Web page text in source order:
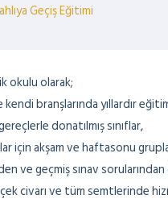
Geçiş Eğitimi
okulu olarak;
branşlarında yıllardır
donatılmış sınıflar,
için akşam ve haftasonu
ve geçmiş sınav
civarı ve tüm semtlerinde